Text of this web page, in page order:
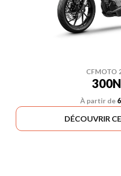
CFMOTO
À partir de
DÉCOUVRIR